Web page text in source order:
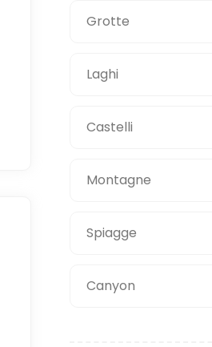
Grotte
Laghi
Castelli
Montagne
Spiagge
Canyon